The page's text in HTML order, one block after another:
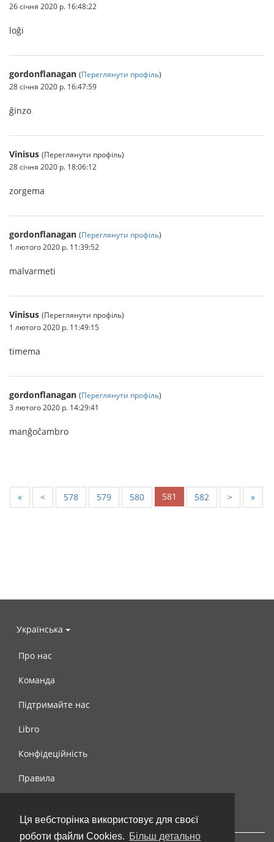
Ця вебсторінка використовує для своєї
роботи файли Cookies. Більш детально
26 січня 2020 р. 16:48:22
loĝi
gordonflanagan (Переглянути профіль)
28 січня 2020 р. 16:47:59
ĝinzo
Vinisus (Переглянути профіль)
28 січня 2020 р. 18:06:12
zorgema
gordonflanagan (Переглянути профіль)
1 лютого 2020 р. 11:39:52
malvarmeti
Vinisus (Переглянути профіль)
1 лютого 2020 р. 11:49:15
timema
gordonflanagan (Переглянути профіль)
3 лютого 2020 р. 14:29:41
manĝoĉambro
« < 578 579 580 581 582 > »
Українська
Про нас
Команда
Підтримайте нас
Libro
Конфідеційність
Правила